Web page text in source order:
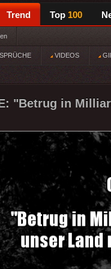
Trend Top 100
VIDEOS
"Betrug in